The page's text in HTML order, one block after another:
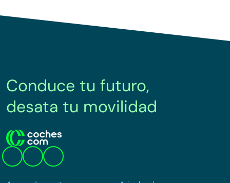
Conduce tu futuro,
desata tu movilidad